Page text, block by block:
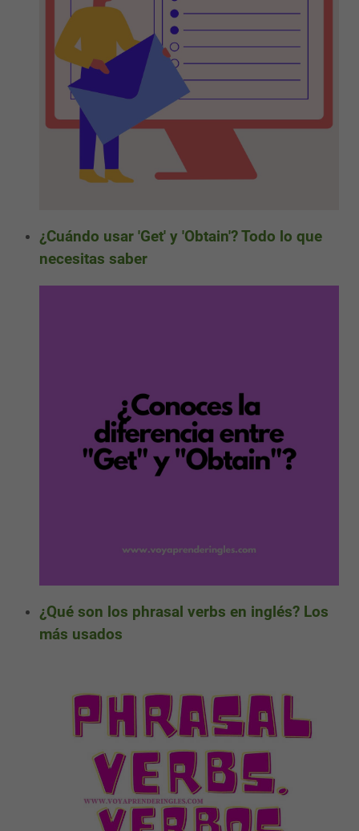
¿Cuándo usar 'Get' y 'Obtain'? Todo lo que
necesitas saber
¿Qué son los phrasal verbs en inglés? Los
más usados